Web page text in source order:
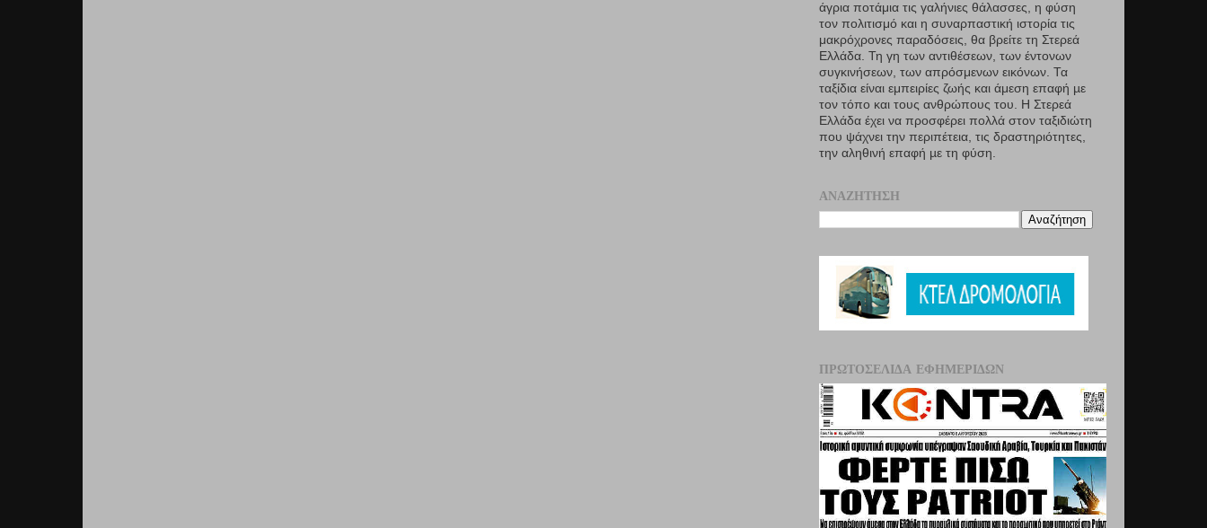
άγρια ποτάμια τις γαλήνιες θάλασσες, η φύση
τον πολιτισμό και η συναρπαστική ιστορία τις
μακρόχρονες παραδόσεις, θα βρείτε τη Στερεά
Ελλάδα. Τη γη των αντιθέσεων, των έντονων
συγκινήσεων, των απρόσμενων εικόνων. Τα
ταξίδια είναι εμπειρίες ζωής και άμεση επαφή µε
τον τόπο και τους ανθρώπους του. Η Στερεά
Ελλάδα έχει να προσφέρει πολλά στον ταξιδιώτη
που ψάχνει την περιπέτεια, τις δραστηριότητες,
την αληθινή επαφή µε τη φύση.
ΑΝΑΖΉΤΗΣΗ
ΠΡΩΤΟΣΈΛΙΔΑ ΕΦΗΜΕΡΊΔΩΝ